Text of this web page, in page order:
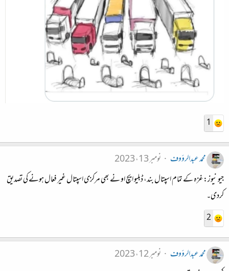
1
محمد عبدالرؤوف
نومبر 13، 2023
جیو نیوز: غزہ کے تمام اسپتال بند، ڈبلیو ایچ او نے بھی مرکزی اسپتال غیر فعال ہونے کی تصدیق
کردی۔
2
محمد عبدالرؤوف
نومبر 12، 2023